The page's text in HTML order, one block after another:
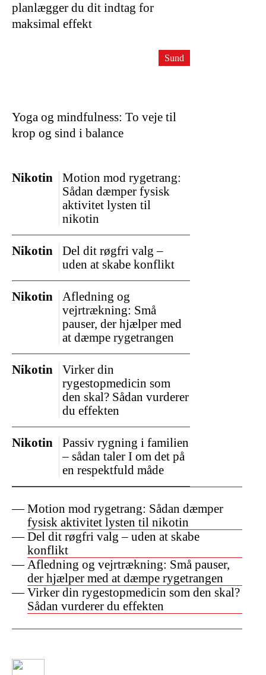
Motion mod rygetrang: Sådan dæmper
fysisk aktivitet lysten til nikotin
Del dit røgfri valg – uden at skabe
konflikt
Afledning og vejrtrækning: Små pauser,
der hjælper med at dæmpe rygetrangen
Virker din rygestopmedicin som den skal?
Sådan vurderer du effekten
planlægger du dit indtag for
maksimal effekt
Yoga og mindfulness: To veje til
krop og sind i balance
Sund
Motion mod rygetrang:
Sådan dæmper fysisk
aktivitet lysten til
nikotin
Nikotin
Del dit røgfri valg –
uden at skabe konflikt
Nikotin
Afledning og
vejrtrækning: Små
pauser, der hjælper med
at dæmpe rygetrangen
Nikotin
Virker din
rygestopmedicin som
den skal? Sådan vurderer
du effekten
Nikotin
Passiv rygning i familien
– sådan taler I om det på
en respektfuld måde
Nikotin